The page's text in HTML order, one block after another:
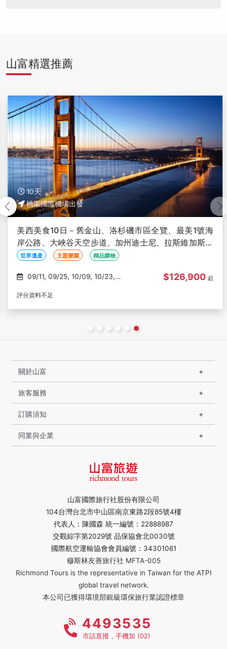
山富精選推薦
10天
桃園國際機場出發
美西美食10日－舊金山、洛杉磯市區全覽、最美1號海
岸公路、大峽谷天空步道、加州迪士尼、拉斯維加斯、
沙漠山Outlets
世界遺產 主題樂園 精品購物
$126,900 起
評分資料不足
山富國際旅行社股份有限公司
104台灣台北市中山區南京東路2段85號4樓
代表人：陳國森 統一編號：22888987
交觀綜字第2029號 品保協會北0030號
國際航空運輸協會會員編號：34301061
穆斯林友善旅行社 MFTA-005
Richmond Tours is the representative in Taiwan for the ATPI
global travel network.
本公司已獲得環境部銀級環保旅行業認證標章
關於山富
旅客服務
訂購須知
同業與企業
4493535
市話直撥，手機加 (02)